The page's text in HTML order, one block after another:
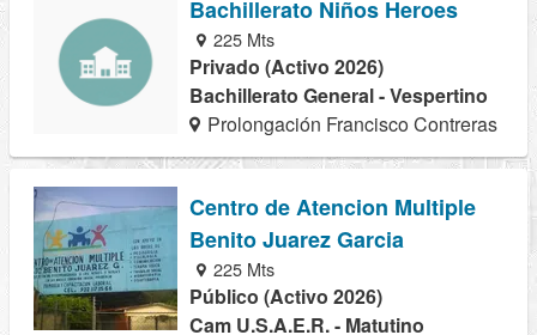
Bachillerato Niños Heroes
225 Mts
Privado (Activo 2026)
Bachillerato General - Vespertino
Prolongación Francisco Contreras
Centro de Atencion Multiple
Benito Juarez Garcia
225 Mts
Público (Activo 2026)
Cam U.S.A.E.R. - Matutino